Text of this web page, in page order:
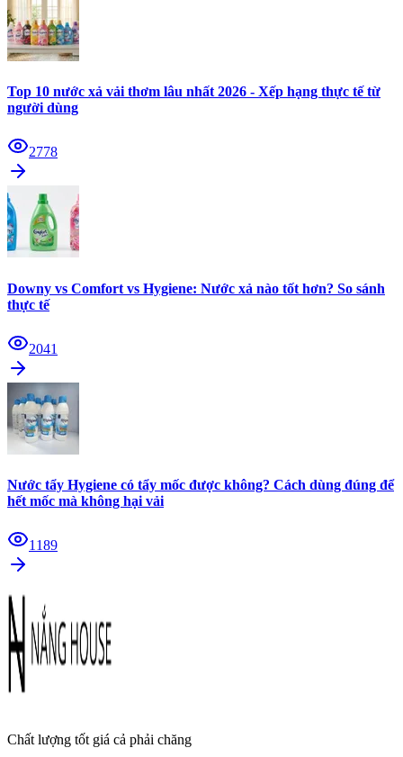
Top 10 nước xả vải thơm lâu nhất 2026 - Xếp hạng thực tế từ
người dùng
2778
Downy vs Comfort vs Hygiene: Nước xả nào tốt hơn? So sánh
thực tế
2041
Nước tẩy Hygiene có tẩy mốc được không? Cách dùng đúng để
hết mốc mà không hại vải
1189
Chất lượng tốt giá cả phải chăng